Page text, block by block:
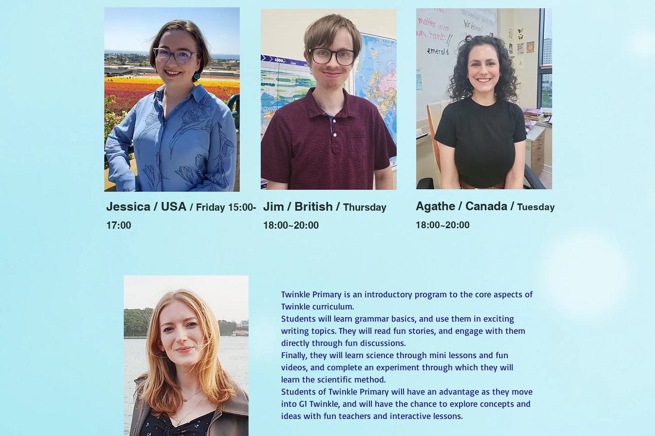
Jessica / USA/ Friday 15:00-
17:00
Jim / British / Thursday
18:00~20:00
Agathe / Canada / Tuesday
18:00~20:00
Twinkle Primary is an introductory program to the core aspects of
Twinkle curriculum.
Students will learn grammar basics, and use them in exciting
writing topics. They will read fun stories, and engage with them
directly through fun discussions.
Finally, they will learn science through mini lessons and fun
videos, and complete an experiment through which they will
learn the scientific method.
Students of Twinkle Primary will have an advantage as they move
into G1 Twinkle, and will have the chance to explore concepts and
ideas with fun teachers and interactive lessons.